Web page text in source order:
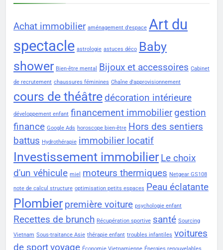
Achat immobilier aménagement d'espace Art du
spectacle astrologie astuces déco Baby
shower Bien-être mental Bijoux et accessoires Cabinet
de recrutement chaussures féminines Chaîne d'approvisionnement
cours de théâtre décoration intérieure
développement enfant financement immobilier gestion
finance Google Ads horoscope bien-être Hors des sentiers
battus Hydrothérapie immobilier locatif
Investissement immobilier Le choix
d'un véhicule miel moteurs thermiques Netgear GS108
note de calcul structure optimisation petits espaces Peau éclatante
Plombier première voiture psychologie enfant
Recettes de brunch Récupération sportive santé Sourcing
Vietnam Sous-traitance Asie thérapie enfant troubles infantiles voitures
de sportvoyage